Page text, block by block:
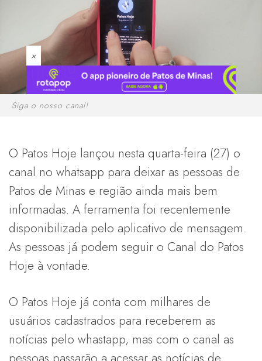
×
Siga o nosso canal!
O Patos Hoje lançou nesta quarta-feira (27) o
canal no whatsapp para deixar as pessoas de
Patos de Minas e região ainda mais bem
informadas. A ferramenta foi recentemente
disponibilizada pelo aplicativo de mensagem.
As pessoas já podem seguir o Canal do Patos
Hoje à vontade.
O Patos Hoje já conta com milhares de
usuários cadastrados para receberem as
notícias pelo whastapp, mas com o canal as